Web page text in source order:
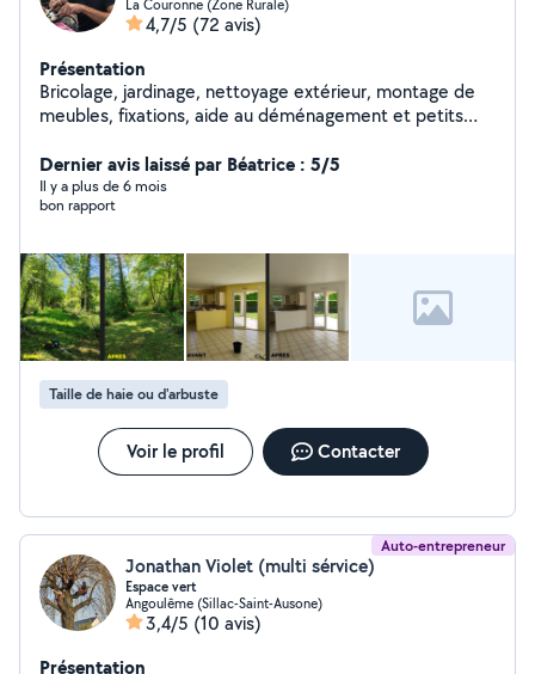
La Couronne (Zone Rurale)
4,7/5 (72 avis)
Présentation
Bricolage, jardinage, nettoyage extérieur, montage de
meubles, fixations, aide au déménagement et petits
Dernier avis laissé par Béatrice : 5/5
Il y a plus de 6 mois
bon rapport
Taille de haie ou d'arbuste
Voir le profil Contacter
Auto-entrepreneur
Jonathan Violet (multi sérvice)
Espace vert
Angoulême (Sillac-Saint-Ausone)
3,4/5 (10 avis)
Présentation